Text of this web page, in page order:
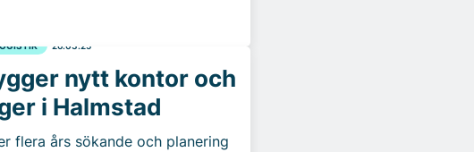
26.03.25
nytt kontor och
i Halmstad
flera års sökande och planering